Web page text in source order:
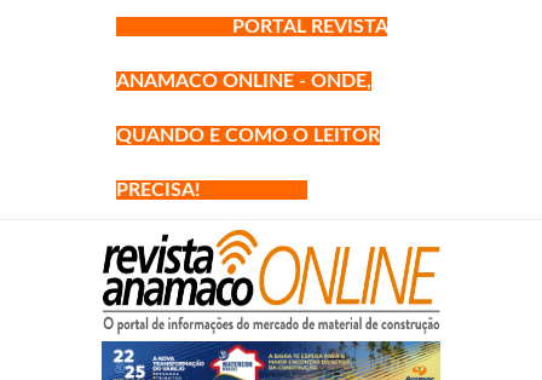
PORTAL REVISTA
ANAMACO ONLINE - ONDE,
QUANDO E COMO O LEITOR
PRECISA!